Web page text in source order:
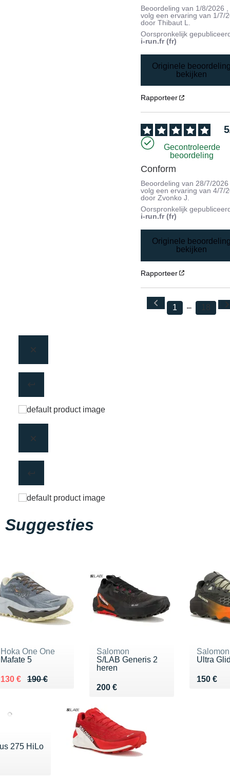
Beoordeling van 1/8/2026
volg een ervaring van 1/7/
doorThibaut L.
Oorspronkelijk
i-run.fr (fr)
Originele
bekijken
Rapporteer
5
Gecontroleerde
beoordeling
Conform
Beoordeling van28/7/2026
volg een ervaring van4/7/
doorZvonko J.
Oorspronkelijk
i-run.fr (fr)
Originele
bekijken
Rapporteer
1 18
Suggesties
Hoka One One
Mafate 5
190 €
Au lieu de 190 €
130 €
Vendu 130 €
Salomon
S/LAB Generis 2
heren
200 €
Vendu 200 €
Salomon
Ultra
150 €
Vendu
275 HiLo